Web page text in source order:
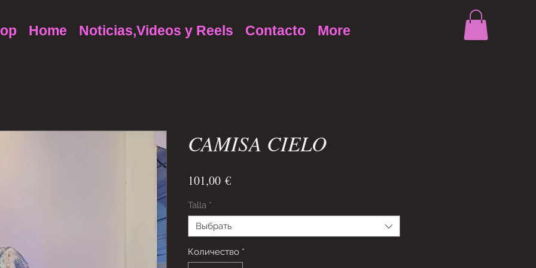
Home Noticias,Videos y Reels Contacto More
CAMISA CIELO
101,00 €Цена
Talla *
Выбрать
Количество *